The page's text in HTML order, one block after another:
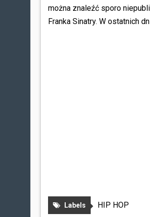
można znaleźć sporo
Franka Sinatry. W ostatnich
Labels HIP HOP